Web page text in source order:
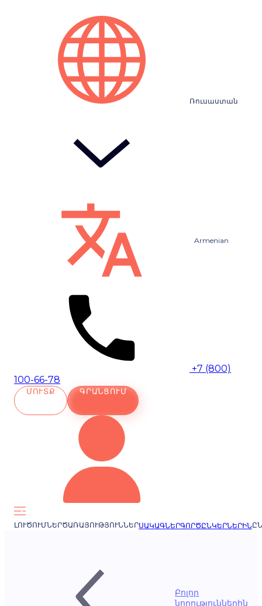
Ռուսաստան
Armenian
+7 (800)
100-66-78
ՄՈՒՏՔ ԳՐԱՆՑՈՒՄ
ԼՈՒԾՈՒՄՆԵՐԾԱՌԱՅՈՒԹՅՈՒՆՆԵՐՍԱԿԱԳՆԵՐԳՈՐԾԸՆԿԵՐՆԵՐԻՆ
Բոլոր
նորություններին